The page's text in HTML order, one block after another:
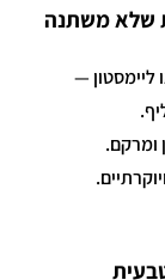
ליימסטון —
ומרקם.